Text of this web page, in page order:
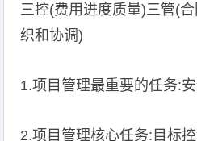
三控(费用进度质量)三管(
织和协调)
1.项目管理最重要的任务:
2.项目管理核心任务:目标